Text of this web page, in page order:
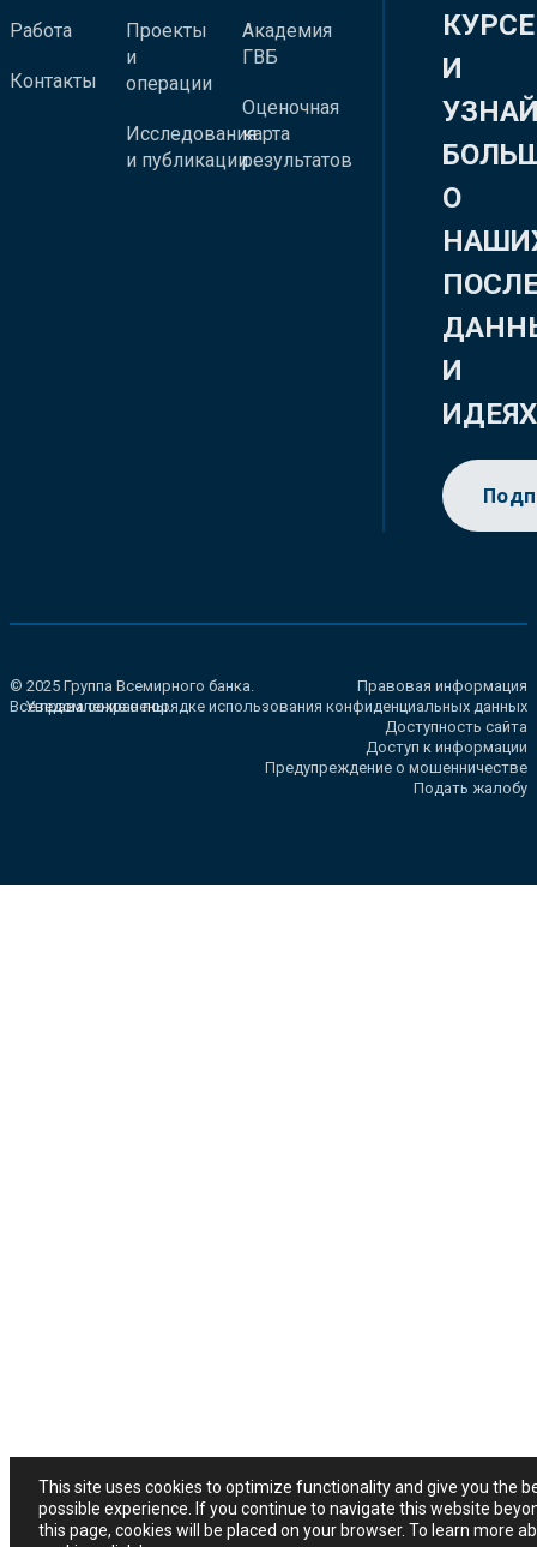
Работа
Контакты
Проекты
и
операции
Исследования
и публикации
Академия
ГВБ
Оценочная
карта
результатов
КУРСЕ
И
О
И
ИДЕЯХ
© 2025 Группа Всемирного банка.
Все права сохранены.
Правовая информация
Уведомление о порядке использования конфиденциальных данных
Доступность сайта
Доступ к информации
Предупреждение о мошенничестве
Подать жалобу
This site uses cookies to optimize functionality and give you the
possible experience. If you continue to navigate this website
this page, cookies will be placed on your browser. To learn more